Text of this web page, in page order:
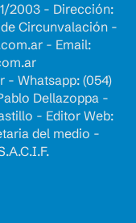
2003 - Dirección:
Circunvalación -
- Email:
- Whatsapp: (054)
Dellazoppa -
- Editor Web:
del medio -